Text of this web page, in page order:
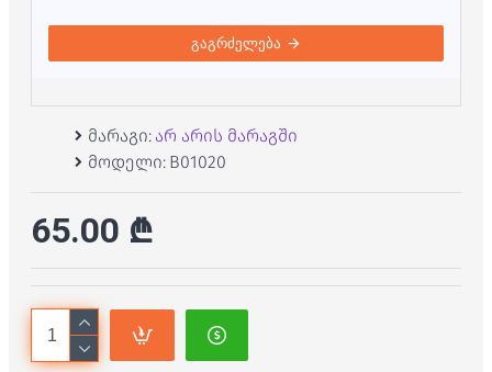
გაგრძელება
მარაგი: არ არის მარაგში
მოდელი: B01020
65.00 ₾